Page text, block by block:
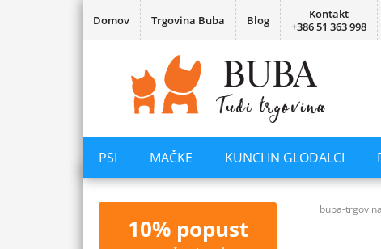
Domov Trgovina Buba Blog
Kontakt
+386 51 363 998
PSI MAČKE KUNCI IN GLODALCI
10% popust
buba-